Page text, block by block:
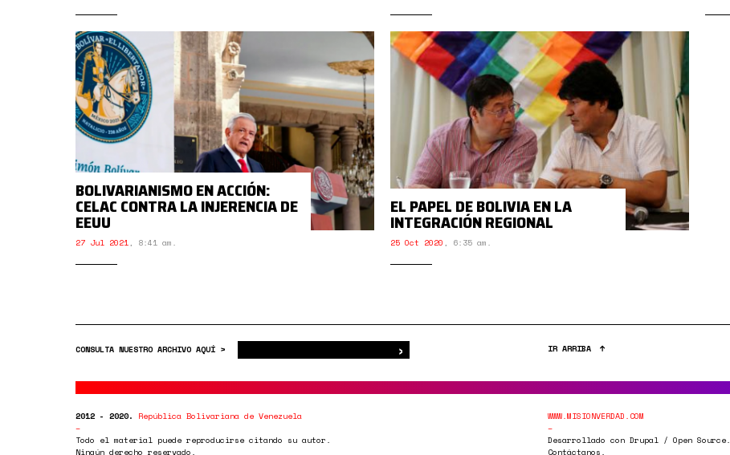
BOLIVARIANISMO EN ACCIÓN:
CELAC CONTRA LA INJERENCIA DE
EEUU
27 Jul 2021, 8:41 am.
EL PAPEL DE BOLIVIA EN LA
INTEGRACIÓN REGIONAL
25 Oct 2020 , 6:35 am.
CONSULTA NUESTRO ARCHIVO AQUÍ > › IR ARRIBA
2012 - 2020. República Bolivariana de Venezuela
Todo el material puede reproducirse citando su autor.
Ningún derecho reservado.
WWW.MISIONVERDAD.COM
Desarrollado con Drupal / Open Source.
Contáctanos.